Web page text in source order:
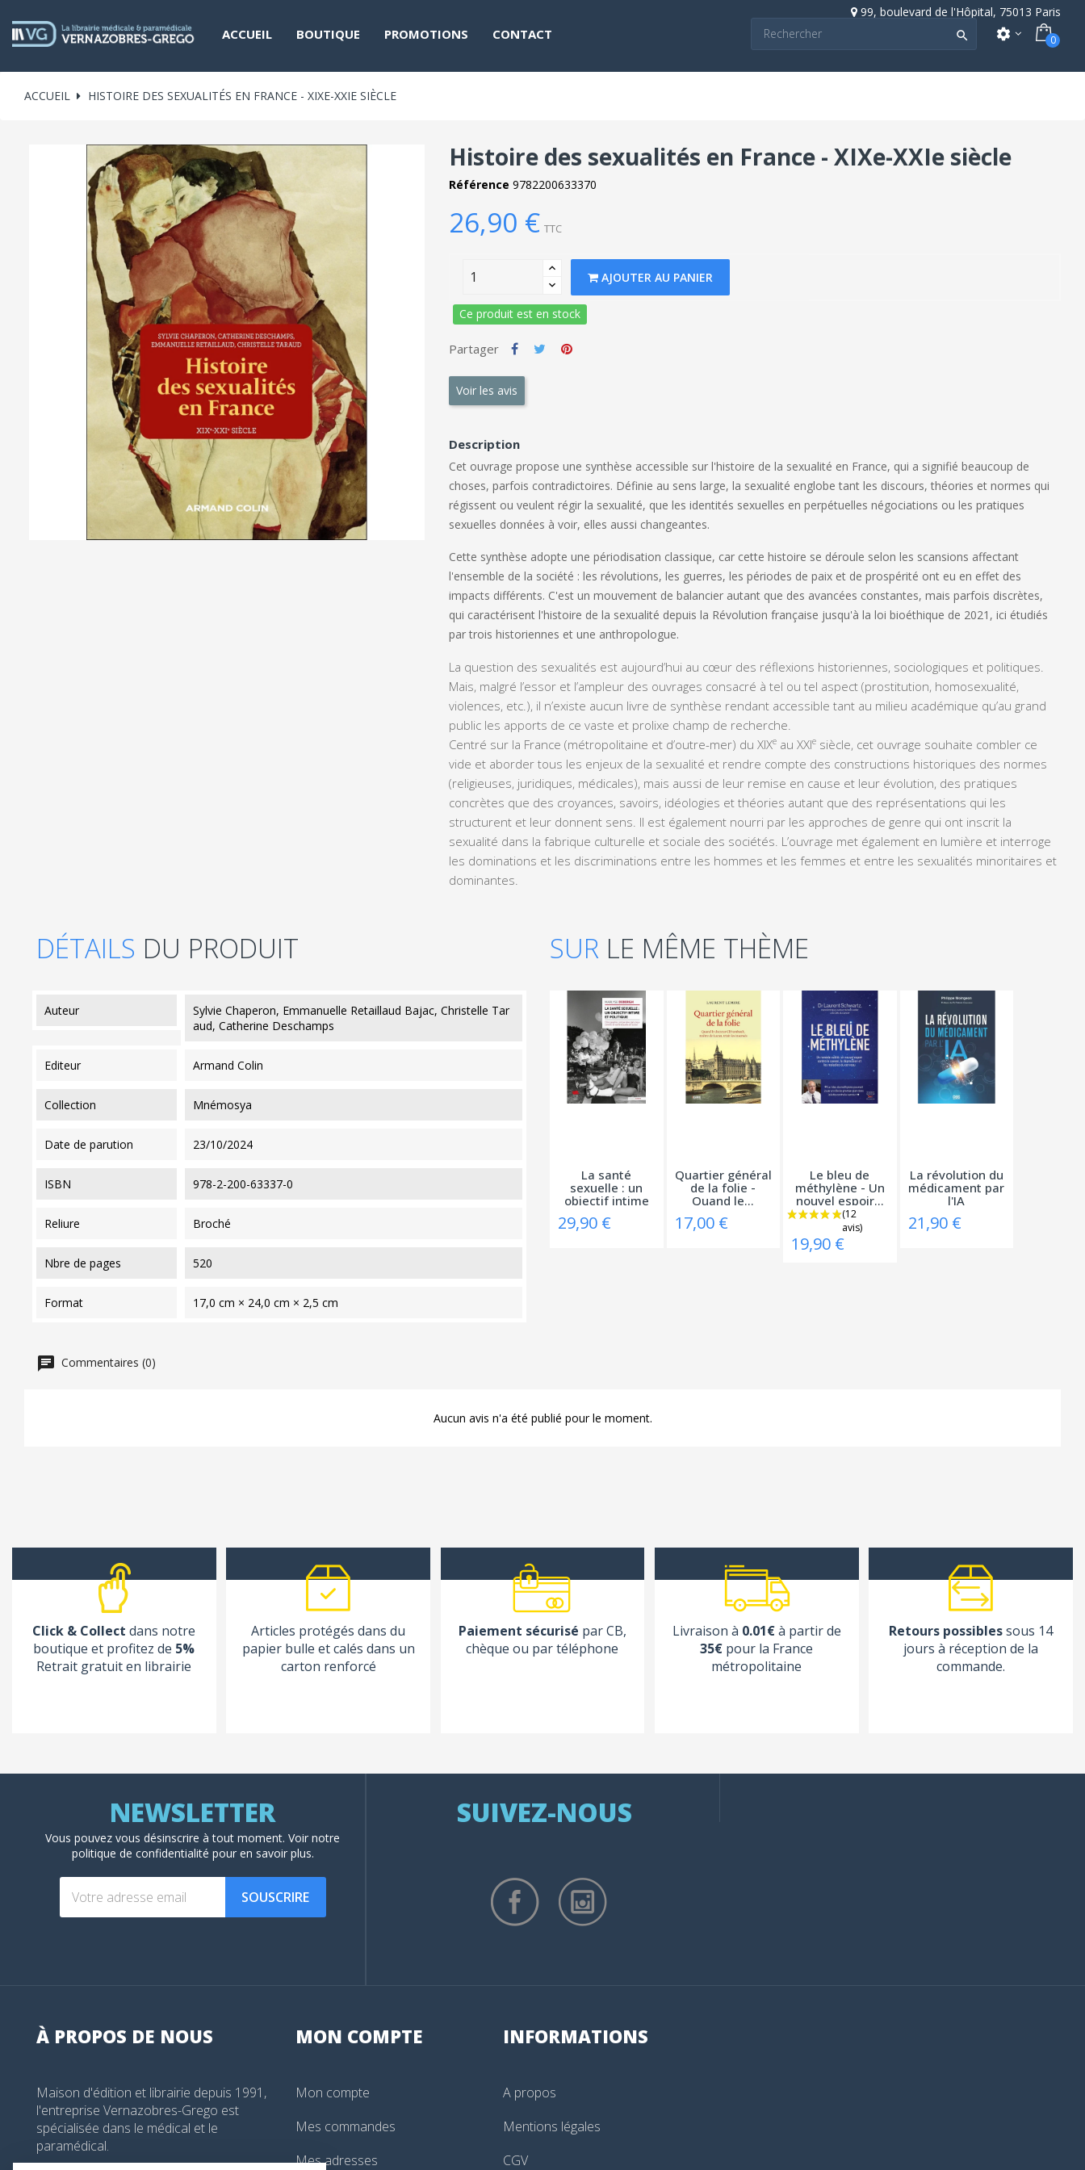
99, boulevard de l'Hôpital, 75013 Paris
ACCUEIL BOUTIQUE PROMOTIONS CONTACT  settings 0
ACCUEIL HISTOIRE DES SEXUALITÉS EN FRANCE - XIXE-XXIE SIÈCLE
Histoire des sexualités en France - XIXe-XXIe siècle
Référence 9782200633370
26,90 € TTC
AJOUTER AU PANIER
Ce produit est en stock
Partager
Voir les avis
Description
Cet ouvrage propose une synthèse accessible sur l'histoire de la sexualité en France, qui a signifié beaucoup de
choses, parfois contradictoires. Définie au sens large, la sexualité englobe tant les discours, théories et normes qui
régissent ou veulent régir la sexualité, que les identités sexuelles en perpétuelles négociations ou les pratiques
sexuelles données à voir, elles aussi changeantes.
Cette synthèse adopte une périodisation classique, car cette histoire se déroule selon les scansions affectant
l'ensemble de la société : les révolutions, les guerres, les périodes de paix et de prospérité ont eu en effet des
impacts différents. C'est un mouvement de balancier autant que des avancées constantes, mais parfois discrètes,
qui caractérisent l'histoire de la sexualité depuis la Révolution française jusqu'à la loi bioéthique de 2021, ici étudiés
par trois historiennes et une anthropologue.
La question des sexualités est aujourd’hui au cœur des réflexions historiennes, sociologiques et politiques.
Mais, malgré l’essor et l’ampleur des ouvrages consacré à tel ou tel aspect (prostitution, homosexualité,
violences, etc.), il n’existe aucun livre de synthèse rendant accessible tant au milieu académique qu’au grand
public les apports de ce vaste et prolixe champ de recherche.
Centré sur la France (métropolitaine et d’outre-mer) du XIXeau XXIesiècle, cet ouvrage souhaite combler ce
vide et aborder tous les enjeux de la sexualité et rendre compte des constructions historiques des normes
(religieuses, juridiques, médicales), mais aussi de leur remise en cause et leur évolution, des pratiques
concrètes que des croyances, savoirs, idéologies et théories autant que des représentations qui les
structurent et leur donnent sens. Il est également nourri par les approches de genre qui ont inscrit la
sexualité dans la fabrique culturelle et sociale des sociétés. L’ouvrage met également en lumière et interroge
les dominations et les discriminations entre les hommes et les femmes et entre les sexualités minoritaires et
dominantes.
DÉTAILS DU PRODUIT
auteur
Sylvie Chaperon, Emmanuelle Retaillaud Bajac, Christelle Tar
aud, Catherine Deschamps
editeur Armand Colin
collection Mnémosya
date de parution 23/10/2024
ISBN 978-2-200-63337-0
reliure Broché
nbre de pages 520
format 17,0 cm × 24,0 cm × 2,5 cm
SUR LE MÊME THÈME
La santé
sexuelle : un
objectif intime
29,90 €
Quartier général
de la folie -
Quand le...
17,00 €
Le bleu de
méthylène - Un
nouvel espoir...
19,90 €
La révolution du
médicament par
l'IA
21,90 €
Commentaires (0)
Aucun avis n'a été publié pour le moment.
Click & Collect dans notre
boutique et profitez de 5%
Retrait gratuit en librairie
Articles protégés dans du
papier bulle et calés dans un
carton renforcé
Paiement sécurisé par CB,
chèque ou par téléphone
Livraison à 0.01€à partir de
35€ pour la France
métropolitaine
Retours possiblessous 14
jours à réception de la
commande.
Vous pouvez vous désinscrire à tout moment. Voirnotre
politique de confidentialité pour en savoir plus.
SOUSCRIRE
SUIVEZ-NOUS
À PROPOS DE NOUS
Maison d'édition et librairie depuis 1991,
l'entreprise Vernazobres-Grego est
spécialisée dans le médical et le
paramédical.
MON COMPTE
Mon compte
Mes commandes
Mes adresses
INFORMATIONS
A propos
Mentions légales
CGV